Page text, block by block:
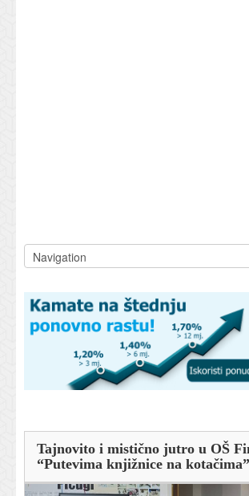
Tajnovito i mistično jutro u OŠ
“Putevima knjižnice na kotačima”